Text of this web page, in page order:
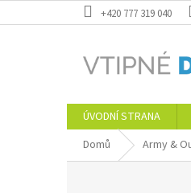
na
+420 777 319 040
ÚVODNÍ STRANA
Domů
Army &